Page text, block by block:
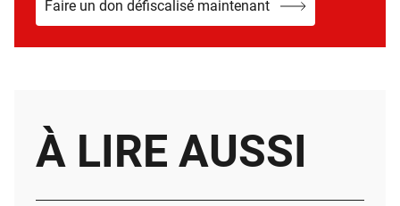
Faire un don défiscalisé maintenant
À LIRE AUSSI